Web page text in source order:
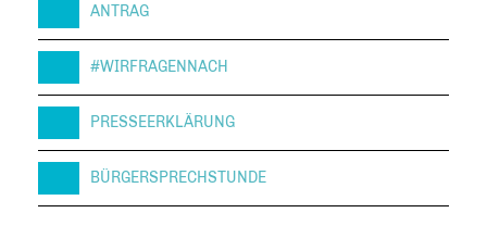
ANTRAG
#WIRFRAGENNACH
PRESSEERKLÄRUNG
BÜRGERSPRECHSTUNDE